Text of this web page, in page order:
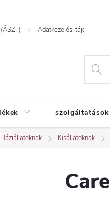
Adatkezelési tájékoztató
szolgáltatások
Háziállatoknak Kisállatoknak
Care